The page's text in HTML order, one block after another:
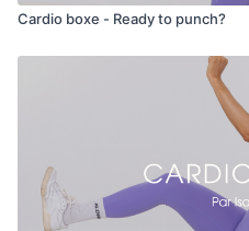
Cardio boxe - Ready to punch?